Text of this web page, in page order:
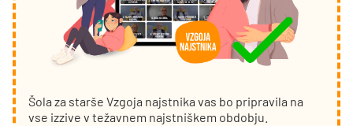
Šola za starše Vzgoja najstnika vas bo pripravila na
vse izzive v težavnem najstniškem obdobju.